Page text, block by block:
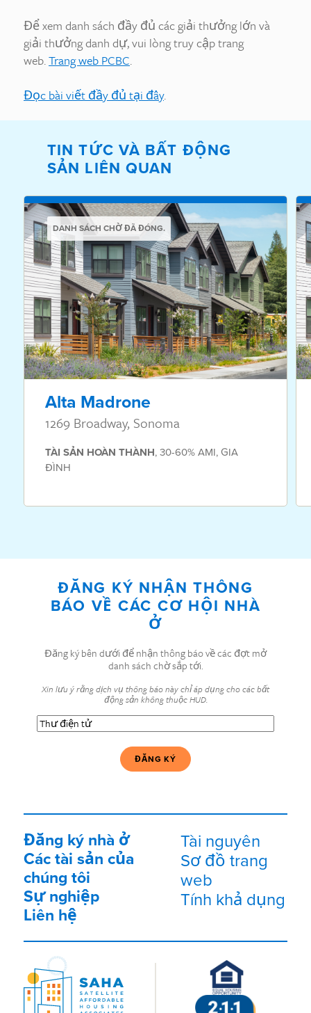
Để xem danh sách đầy đủ các giải thưởng lớn và
giải thưởng danh dự, vui lòng truy cập trang
web.Trang web PCBC.
Đọc bài viết đầy đủ tại đây.
TIN TỨC VÀ BẤT ĐỘNG
SẢN LIÊN QUAN
DANH SÁCH CHỜ ĐÃ ĐÓNG.
Alta Madrone
1269 Broadway, Sonoma
TÀI SẢN HOÀN THÀNH,30-60% AMI,GIA
ĐÌNH
ĐĂNG KÝ NHẬN THÔNG
BÁO VỀ CÁC CƠ HỘI NHÀ
Ở
Đăng ký bên dưới để nhận thông báo về các đợt mở
danh sách chờ sắp tới.
Xin lưu ý rằng dịch vụ thông báo này chỉ áp dụng cho các bất
động sản không thuộc HUD.
Thư
điện
Đăng ký nhà ở
Các tài sản của
chúng tôi
Sự nghiệp
Liên hệ
Tài nguyên
Sơ đồ trang
web
Tính khả dụng